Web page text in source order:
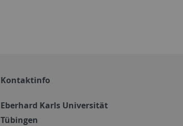
Kontaktinfo
Eberhard Karls Universität
Tübingen